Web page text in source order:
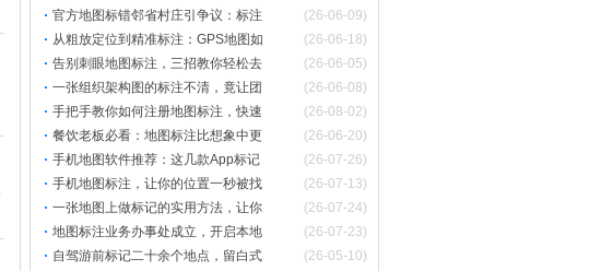
(26-06-09)
官方地图标错邻省村庄引争议：标注
(26-06-18)
从粗放定位到精准标注：GPS地图如
(26-06-05)
告别刺眼地图标注，三招教你轻松去
(26-06-08)
一张组织架构图的标注不清，竟让团
(26-08-02)
手把手教你如何注册地图标注，快速
(26-06-20)
餐饮老板必看：地图标注比想象中更
(26-07-26)
手机地图软件推荐：这几款App标记
(26-07-13)
手机地图标注，让你的位置一秒被找
(26-07-24)
一张地图上做标记的实用方法，让你
(26-07-23)
地图标注业务办事处成立，开启本地
(26-05-10)
自驾游前标记二十余个地点，留白式